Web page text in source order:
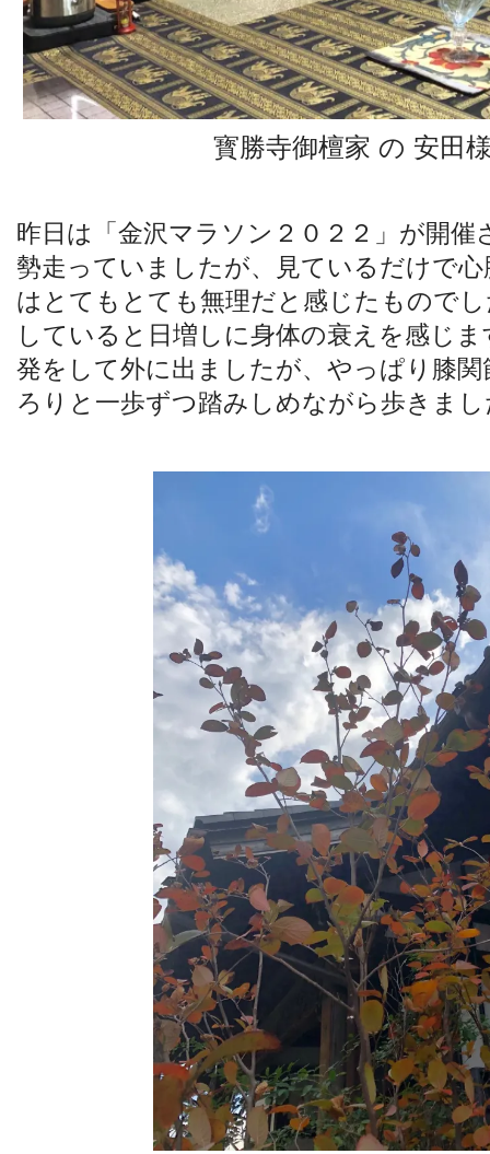
寳勝寺御檀家 の 安田
昨日は「金沢マラソン２０２２」が開催
勢走っていましたが、見ているだけで
はとてもとても無理だと感じたもので
していると日増しに身体の衰えを感じ
発をして外に出ましたが、やっぱり膝
ろりと一歩ずつ踏みしめながら歩きま